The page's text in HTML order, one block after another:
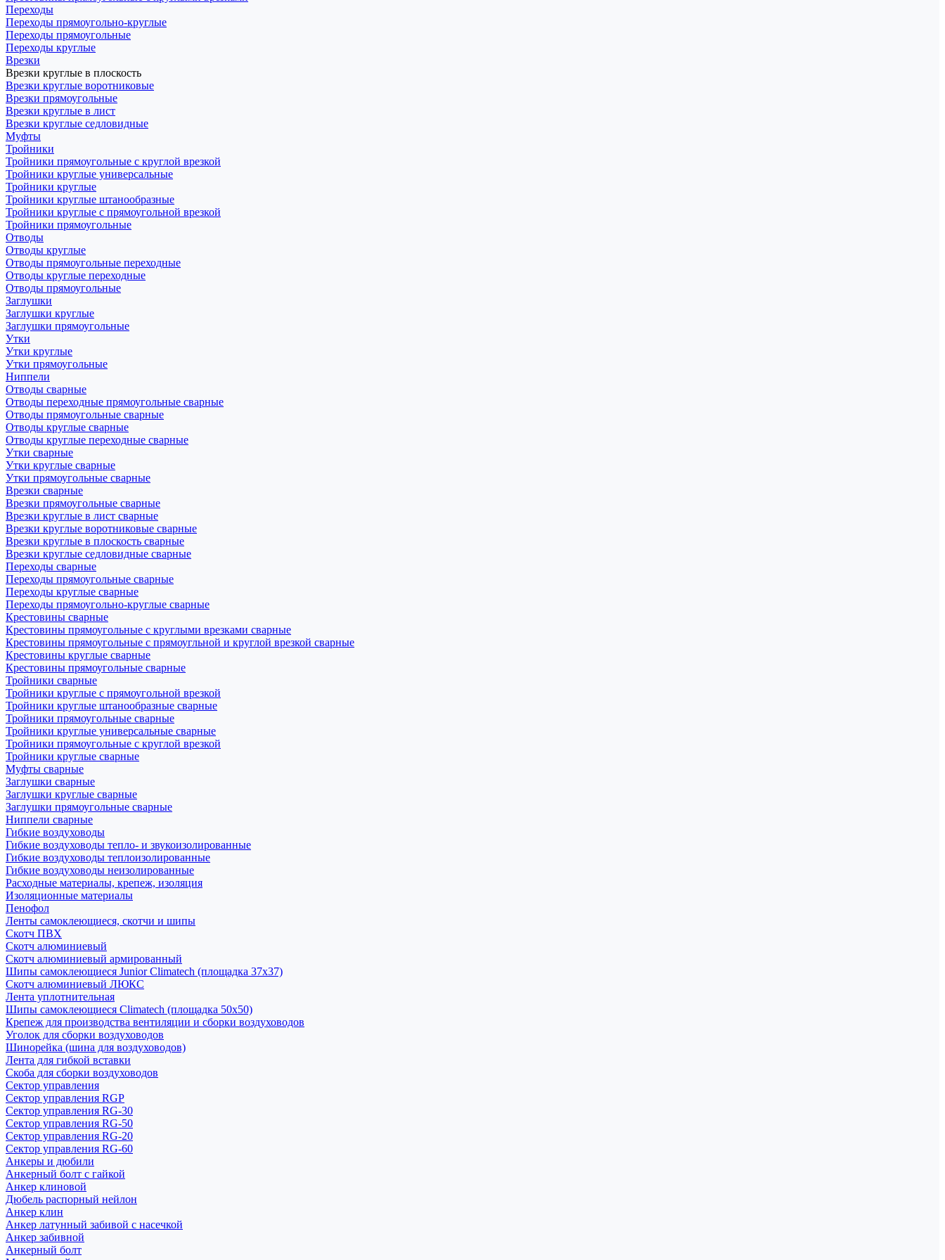
Переходы
Переходы прямоугольно-круглые
Переходы прямоугольные
Переходы круглые
Врезки
Врезки круглые в плоскость
Врезки круглые воротниковые
Врезки прямоугольные
Врезки круглые в лист
Врезки круглые седловидные
Муфты
Тройники
Тройники прямоугольные с круглой врезкой
Тройники круглые универсальные
Тройники круглые
Тройники круглые штанообразные
Тройники круглые с прямоугольной врезкой
Тройники прямоугольные
Отводы
Отводы круглые
Отводы прямоугольные переходные
Отводы круглые переходные
Отводы прямоугольные
Заглушки
Заглушки круглые
Заглушки прямоугольные
Утки
Утки круглые
Утки прямоугольные
Ниппели
Отводы сварные
Отводы переходные прямоугольные сварные
Отводы прямоугольные сварные
Отводы круглые сварные
Отводы круглые переходные сварные
Утки сварные
Утки круглые сварные
Утки прямоугольные сварные
Врезки сварные
Врезки прямоугольные сварные
Врезки круглые в лист сварные
Врезки круглые воротниковые сварные
Врезки круглые в плоскость сварные
Врезки круглые седловидные сварные
Переходы сварные
Переходы прямоугольные сварные
Переходы круглые сварные
Переходы прямоугольно-круглые сварные
Крестовины сварные
Крестовины прямоугольные с круглыми врезками сварные
Крестовины прямоугольные с прямоугльной и круглой врезкой сварные
Крестовины круглые сварные
Крестовины прямоугольные сварные
Тройники сварные
Тройники круглые с прямоугольной врезкой
Тройники круглые штанообразные сварные
Тройники прямоугольные сварные
Тройники круглые универсальные сварные
Тройники прямоугольные с круглой врезкой
Тройники круглые сварные
Муфты сварные
Заглушки сварные
Заглушки круглые сварные
Заглушки прямоугольные сварные
Ниппели сварные
Гибкие воздуховоды
Гибкие воздуховоды тепло- и звукоизолированные
Гибкие воздуховоды теплоизолированные
Гибкие воздуховоды неизолированные
Расходные материалы, крепеж, изоляция
Изоляционные материалы
Пенофол
Ленты самоклеющиеся, скотчи и шипы
Скотч ПВХ
Скотч алюминиевый
Скотч алюминиевый армированный
Шипы самоклеющиеся Junior Climatech (площадка 37х37)
Скотч алюминиевый ЛЮКС
Лента уплотнительная
Шипы самоклеющиеся Climatech (площадка 50х50)
Крепеж для производства вентиляции и сборки воздуховодов
Уголок для сборки воздуховодов
Шинорейка (шина для воздуховодов)
Лента для гибкой вставки
Скоба для сборки воздуховодов
Сектор управления
Сектор управления RGP
Сектор управления RG-30
Сектор управления RG-50
Сектор управления RG-20
Сектор управления RG-60
Анкеры и дюбили
Анкерный болт с гайкой
Анкер клиновой
Дюбель распорный нейлон
Анкер клин
Анкер латунный забивой с насечкой
Анкер забивной
Анкерный болт